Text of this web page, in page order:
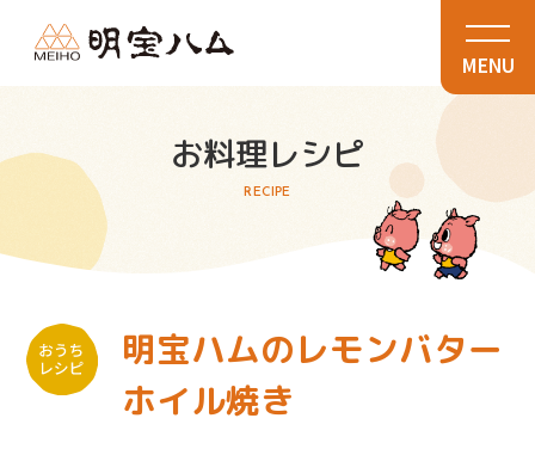
お料理レシピ
RECIPE
明宝ハムのレモンバター
ホイル焼き
MENU